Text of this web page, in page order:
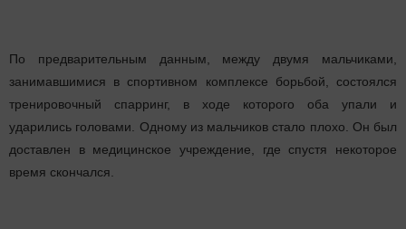
По предварительным данным, между двумя мальчиками,
занимавшимися в спортивном комплексе борьбой, состоялся
тренировочный спарринг, в ходе которого оба упали и
ударились головами. Одному из мальчиков стало плохо. Он был
доставлен в медицинское учреждение, где спустя некоторое
время скончался.